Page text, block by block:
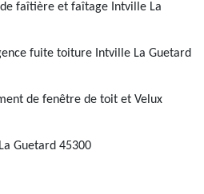
faîtière et faîtage Intville La
fuite toiture Intville La Guetard
de fenêtre de toit et Velux
Guetard 45300